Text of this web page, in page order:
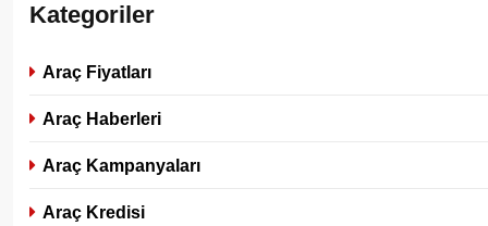
Kategoriler
Araç Fiyatları
Araç Haberleri
Araç Kampanyaları
Araç Kredisi